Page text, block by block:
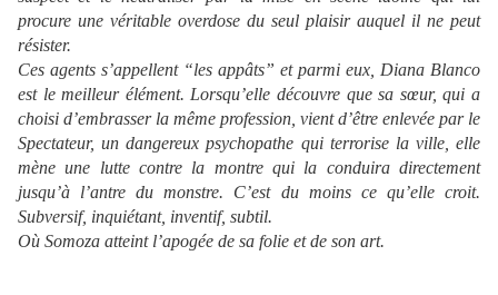
procure une véritable overdose du seul plaisir auquel il ne peut
résister.
Ces agents s’appellent “les appâts” et parmi eux, Diana Blanco
est le meilleur élément. Lorsqu’elle découvre que sa sœur, qui a
choisi d’embrasser la même profession, vient d’être enlevée par le
Spectateur, un dangereux psychopathe qui terrorise la ville, elle
mène une lutte contre la montre qui la conduira directement
jusqu’à l’antre du monstre. C’est du moins ce qu’elle croit.
Subversif, inquiétant, inventif, subtil.
Où Somoza atteint l’apogée de sa folie et de son art.